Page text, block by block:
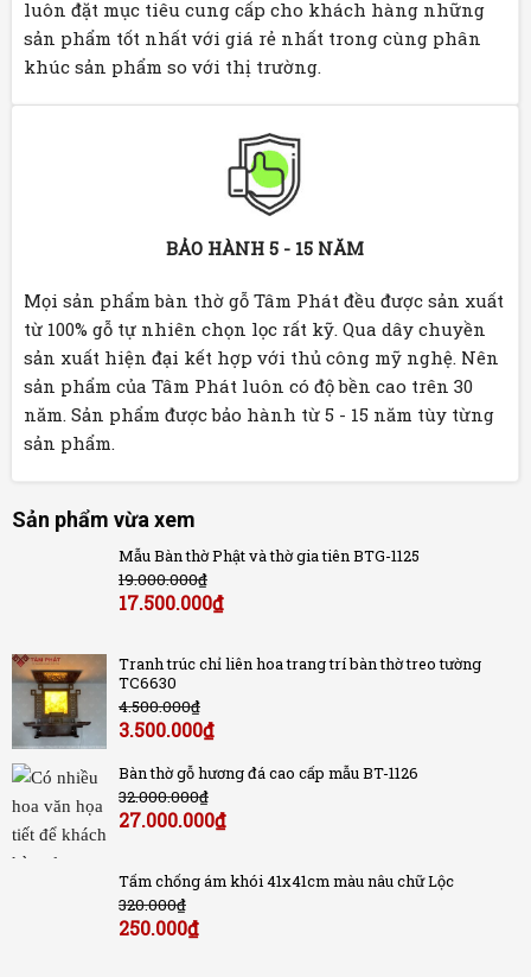
luôn đặt mục tiêu cung cấp cho khách hàng những
sản phẩm tốt nhất với giá rẻ nhất trong cùng phân
khúc sản phẩm so với thị trường.
BẢO HÀNH 5 - 15 NĂM
Mọi sản phẩm bàn thờ gỗ Tâm Phát đều được sản xuất
từ 100% gỗ tự nhiên chọn lọc rất kỹ. Qua dây chuyền
sản xuất hiện đại kết hợp với thủ công mỹ nghệ. Nên
sản phẩm của Tâm Phát luôn có độ bền cao trên 30
năm. Sản phẩm được bảo hành từ 5 - 15 năm tùy từng
sản phẩm.
Sản phẩm vừa xem
Mẫu Bàn thờ Phật và thờ gia tiên BTG-1125
19.000.000₫
17.500.000₫
Tranh trúc chỉ liên hoa trang trí bàn thờ treo tường
TC6630
4.500.000₫
3.500.000₫
Bàn thờ gỗ hương đá cao cấp mẫu BT-1126
32.000.000₫
27.000.000₫
Tấm chống ám khói 41x41cm màu nâu chữ Lộc
320.000₫
250.000₫